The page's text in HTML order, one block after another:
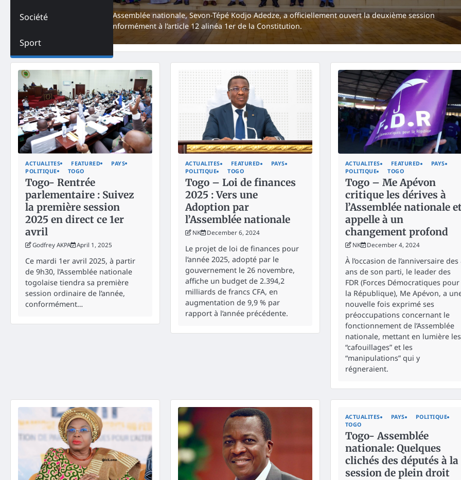
Société
Sport
Mardi, le président de l’Assemblée nationale, Sevon-Tépé Kodjo Adedze, a officiellement ouvert la deuxième session
ordinaire de l’année, conformément à l’article 12 alinéa 1er de la Constitution.
ACTUALITES FEATURED
PAYS
POLITIQUE
TOGO
Togo- Rentrée
parlementaire : Suivez
la première session
2025 en direct ce 1er
avril
Godfrey AKPA April 1, 2025
Ce mardi 1er avril 2025, à partir
de 9h30, l’Assemblée nationale
togolaise tiendra sa première
session ordinaire de l’année,
conformément…
ACTUALITES FEATURED
PAYS
POLITIQUE
TOGO
Togo – Loi de finances
2025 : Vers une
Adoption par
l’Assemblée nationale
NK December 6, 2024
Le projet de loi de finances pour
l’année 2025, adopté par le
gouvernement le 26 novembre,
affiche un budget de 2.394,2
milliards de francs CFA, en
augmentation de 9,9 % par
rapport à l’année précédente.
ACTUALITES FEATURED
PAYS
POLITIQUE
TOGO
Togo – Me Apévon
critique les dérives à
l’Assemblée nationale
appelle à un
changement profond
NK December 4, 2024
À l’occasion de l’anniversaire des
ans de son parti, le leader des
FDR (Forces Démocratiques pour
la République), Me Apévon, a
nouvelle fois exprimé ses
préoccupations concernant le
fonctionnement de l’Assemblée
nationale, mettant en lumière les
“cafouillages” et les
“manipulations” qui y
régneraient.
ACTUALITES PAYS
POLITIQUE
TOGO
Togo- Assemblée
nationale: Quelques
clichés des députés à la
session de plein droit